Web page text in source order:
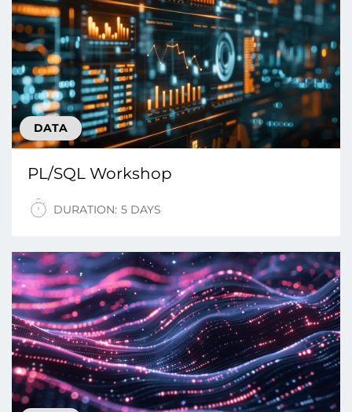
DATA
PL/SQL Workshop
DURATION: 5 DAYS